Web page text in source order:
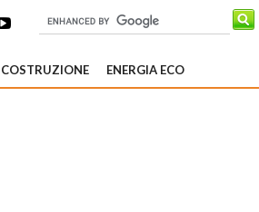
ENERGIA ECO